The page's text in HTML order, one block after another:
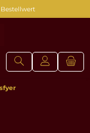
Bestellwert